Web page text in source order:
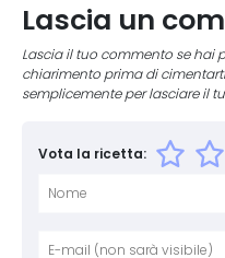
Lascia un
Lascia il tuo commento se hai
chiarimento prima di
semplicemente per lasciare il
Vota la ricetta: